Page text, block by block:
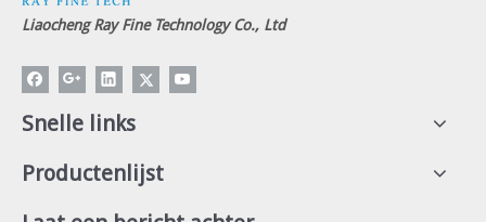
Liaocheng Ray Fine Technology Co., Ltd
Snelle links
Productenlijst